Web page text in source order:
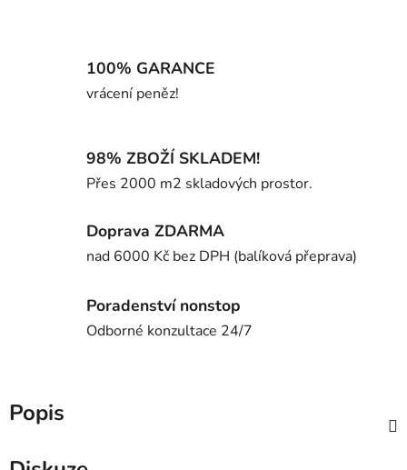
100% GARANCE
vrácení peněz!
98% ZBOŽÍ SKLADEM!
Přes 2000 m2 skladových prostor.
Doprava ZDARMA
nad 6000 Kč bez DPH (balíková přeprava)
Poradenství nonstop
Odborné konzultace 24/7
Popis